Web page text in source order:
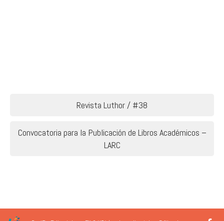
Navegación
de
entradas
Revista Luthor / #38
Convocatoria para la Publicación de Libros Académicos –
LARC